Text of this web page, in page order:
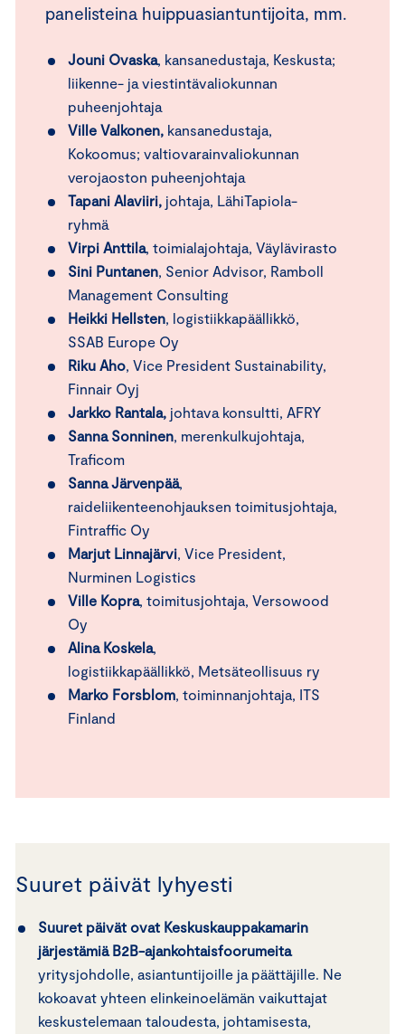
panelisteina huippuasiantuntijoita, mm.
Jouni Ovaska , kansanedustaja, Keskusta;
liikenne- ja viestintävaliokunnan
puheenjohtaja
Ville Valkonen, kansanedustaja,
Kokoomus; valtiovarainvaliokunnan
verojaoston puheenjohtaja
Tapani Alaviiri, johtaja, LähiTapiola-
ryhmä
Virpi Anttila , toimialajohtaja, Väylävirasto
Sini Puntanen , Senior Advisor, Ramboll
Management Consulting
Heikki Hellsten logistiikkapäällikkö,
SSAB Europe Oy
Riku Aho , Vice President Sustainability,
Finnair Oyj
Jarkko Rantala, johtava konsultti, AFRY
Sanna Sonninen , merenkulkujohtaja,
Traficom
Sanna Järvenpää
raideliikenteenohjauksen toimitusjohtaja,
Fintraffic Oy
Marjut Linnajärvi , Vice President,
Nurminen Logistics
Ville Kopra , toimitusjohtaja, Versowood
Oy
Alina Koskela
logistiikkapäällikkö, Metsäteollisuus ry
Marko Forsblom , toiminnanjohtaja, ITS
Finland
Suuret päivät lyhyesti
Suuret päivät ovat Keskuskauppakamarin
järjestämiä B2B-ajankohtaisfoorumeita
yritysjohdolle, asiantuntijoille ja päättäjille. Ne
kokoavat yhteen elinkeinoelämän vaikuttajat
keskustelemaan taloudesta, johtamisesta,